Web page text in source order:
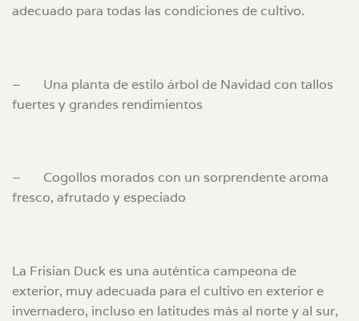
adecuado para todas las condiciones de cultivo.
–
Una planta de estilo árbol de Navidad con tallos
fuertes y grandes rendimientos
–
Cogollos morados con un sorprendente aroma
fresco, afrutado y especiado
La Frisian Duck es una auténtica campeona de
exterior, muy adecuada para el cultivo en exterior e
invernadero, incluso en latitudes más al norte y al sur,